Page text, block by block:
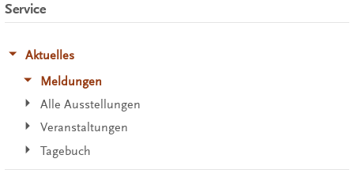
Service
Aktuelles
Meldungen
Alle Ausstellungen
Veranstaltungen
Tagebuch